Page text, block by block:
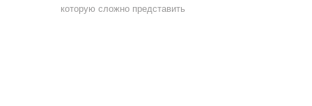
которую сложно представить